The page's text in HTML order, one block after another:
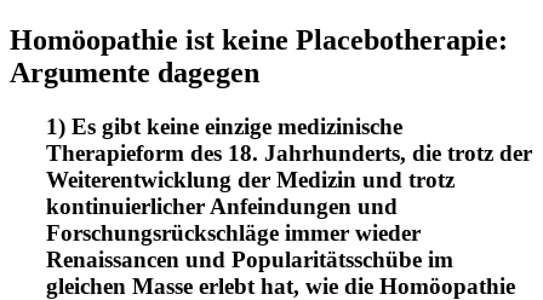
Homöopathie ist keine Placebotherapie:
Argumente dagegen
1) Es gibt keine einzige medizinische
Therapieform des 18. Jahrhunderts, die trotz der
Weiterentwicklung der Medizin und trotz
kontinuierlicher Anfeindungen und
Forschungsrückschläge immer wieder
Renaissancen und Popularitätsschübe im
gleichen Masse erlebt hat, wie die Homöopathie